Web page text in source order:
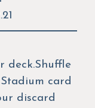
deck.Shuffle
card
discard